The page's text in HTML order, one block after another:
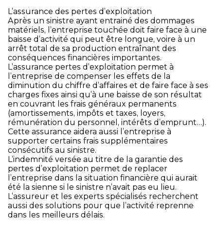
L’assurance des pertes d’exploitation
Après un sinistre ayant entrainé des dommages
matériels, l’entreprise touchée doit faire face à une
baisse d’activité qui peut être longue, voire à un
arrêt total de sa production entraînant des
conséquences financières importantes.
L’assurance pertes d’exploitation permet à
l’entreprise de compenser les effets de la
diminution du chiffre d’affaires et de faire face à ses
charges fixes ainsi qu’à une baisse de son résultat
en couvrant les frais généraux permanents
(amortissements, impôts et taxes, loyers,
rémunération du personnel, intérêts d’emprunt…).
Cette assurance aidera aussi l’entreprise à
supporter certains frais supplémentaires
consécutifs au sinistre.
L’indemnité versée au titre de la garantie des
pertes d’exploitation permet de replacer
l’entreprise dans la situation financière qui aurait
été la sienne si le sinistre n’avait pas eu lieu.
L’assureur et les experts spécialisés recherchent
aussi des solutions pour que l’activité reprenne
dans les meilleurs délais.